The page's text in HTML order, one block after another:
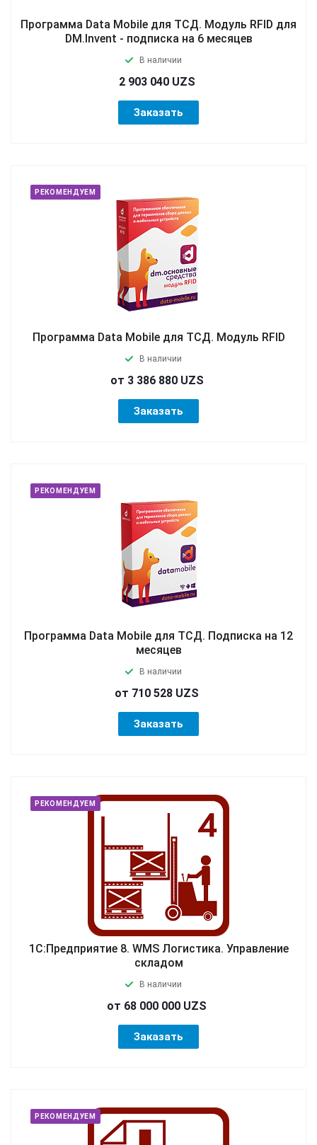
Программа Data Mobile для ТСД. Модуль RFID для
DM.Invent - подписка на 6 месяцев
В наличии
2 903 040 UZS
Заказать
РЕКОМЕНДУЕМ
Программа Data Mobile для ТСД. Модуль RFID
В наличии
от 3 386 880 UZS
Заказать
РЕКОМЕНДУЕМ
Программа Data Mobile для ТСД. Подписка на 12
месяцев
В наличии
от 710 528 UZS
Заказать
РЕКОМЕНДУЕМ
1С:Предприятие 8. WMS Логистика. Управление
складом
В наличии
от 68 000 000 UZS
Заказать
РЕКОМЕНДУЕМ